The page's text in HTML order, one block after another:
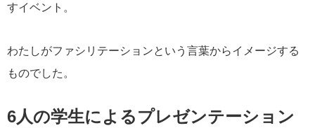
すイベント。
わたしがファシリテーションという言葉からイメージする
ものでした。
6人の学生によるプレゼンテーション